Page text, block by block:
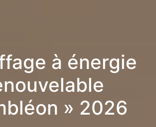
à énergie
» 2026